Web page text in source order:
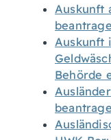
Auskunft
Auskunft
Behörde